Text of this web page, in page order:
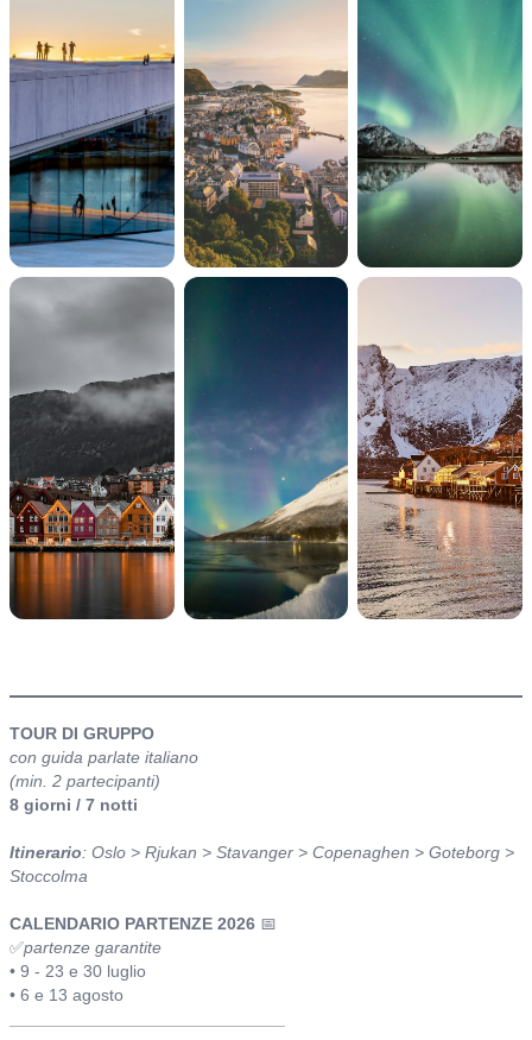
TOUR DI GRUPPO
con guida parlate italiano
(min. 2 partecipanti)
8 giorni / 7 notti
Itinerario: Oslo > Rjukan > Stavanger > Copenaghen > Goteborg >
Stoccolma
CALENDARIO PARTENZE 2026 📅
✅partenze garantite
• 9 - 23 e 30 luglio
• 6 e 13 agosto